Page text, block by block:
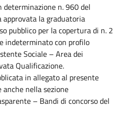
determinazione n. 960 del
la graduatoria
pubblico per la copertura di n. 2
indeterminato con profilo
Sociale – Area dei
Qualificazione.
in allegato al presente
nella sezione
– Bandi di concorso del